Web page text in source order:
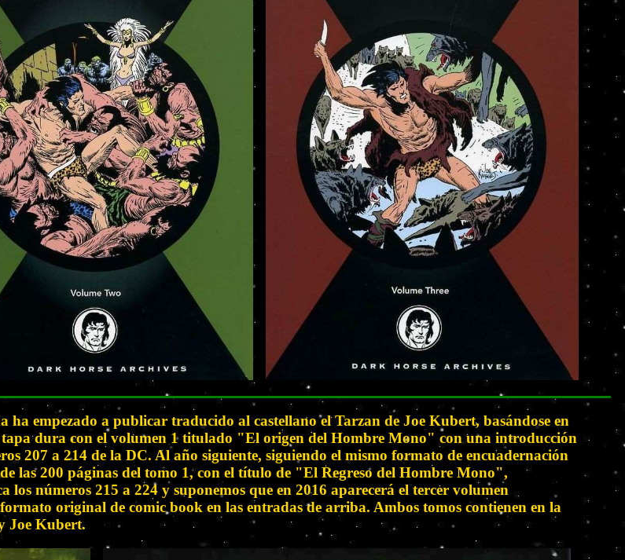
ha empezado a publicar traducido al castellano el Tarzan de Joe Kubert, basándose en
tapa dura con el volumen 1 titulado "El origen del Hombre Mono" con una introducción
207 a 214 de la DC. Al año siguiente, siguiendo el mismo formato de encuadernación
las 200 páginas del tomo 1, con el título de "El Regreso del Hombre Mono",
números 215 a 224 y suponemos que en 2016 aparecerá el tercer volumen
original de comic book en las entradas de arriba. Ambos tomos contienen en la
Joe Kubert.